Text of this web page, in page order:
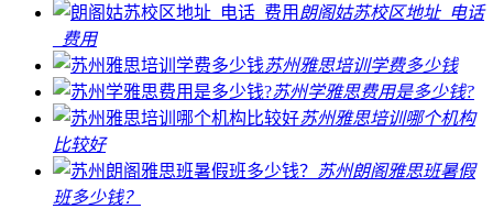
朗阁姑苏校区地址_电话
_费用
苏州雅思培训学费多少钱
苏州学雅思费用是多少钱?
苏州雅思培训哪个机构
比较好
苏州朗阁雅思班暑假
班多少钱？